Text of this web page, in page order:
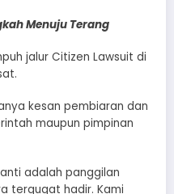
Menuju Terang
jalur Citizen Lawsuit di
kesan pembiaran dan
maupun pimpinan
adalah panggilan
tergugat hadir. Kami